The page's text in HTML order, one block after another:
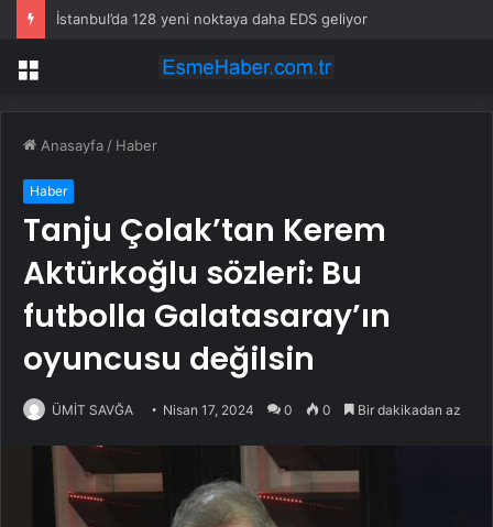
Ankara’da uyuşturucu ve fuhuş 8 gözaltı
Menü
Anasayfa / Haber
Haber
Tanju Çolak’tan Kerem
Aktürkoğlu sözleri: Bu
futbolla Galatasaray’ın
oyuncusu değilsin
ÜMİT SAVĞA Nisan 17, 2024 0 0 Bir dakikadan az